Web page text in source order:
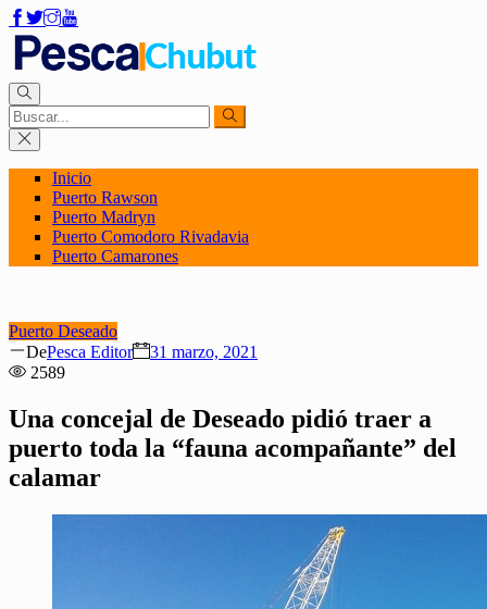
Inicio
Puerto Rawson
Puerto Madryn
Puerto Comodoro Rivadavia
Puerto Camarones
Puerto Deseado
DeAuthor
Pesca Editor
Posted
31 marzo, 2021
2589
Una concejal de Deseado pidió traer a
puerto toda la “fauna acompañante” del
calamar